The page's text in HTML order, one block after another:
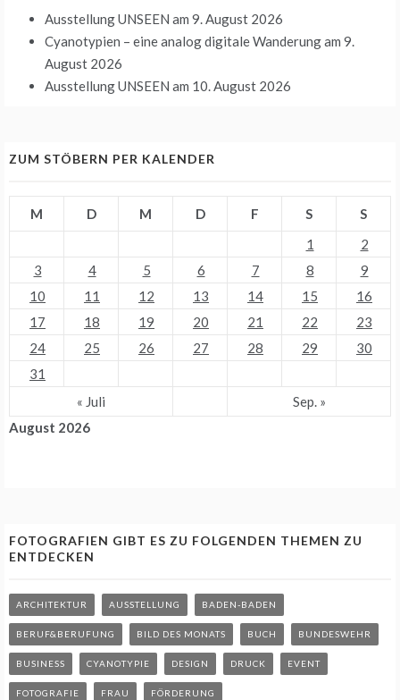
Ausstellung UNSEEN am 9. August 2026
Cyanotypien – eine analog digitale Wanderungam 9.
August 2026
Ausstellung UNSEEN am 10. August 2026
ZUM STÖBERN PER KALENDER
August 2026
M D M D F S
S
1
2
3
4 5 6 7 8
9
10
11 12 13 14 15
16
17
18 19 20 21 22
23
24
25 26 27 28 29
30
31
« Juli
Sep. »
FOTOGRAFIEN GIBT ES ZU FOLGENDEN THEMEN ZU
ENTDECKEN
ARCHITEKTUR AUSSTELLUNG BADEN-BADEN
BERUF&BERUFUNG BILD DES MONATS BUCH BUNDESWEHR
BUSINESS CYANOTYPIE DESIGN DRUCK EVENT
FOTOGRAFIE FRAU FÖRDERUNG